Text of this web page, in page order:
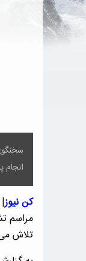
انجام
کن نیوز|
مراسم
تلاش